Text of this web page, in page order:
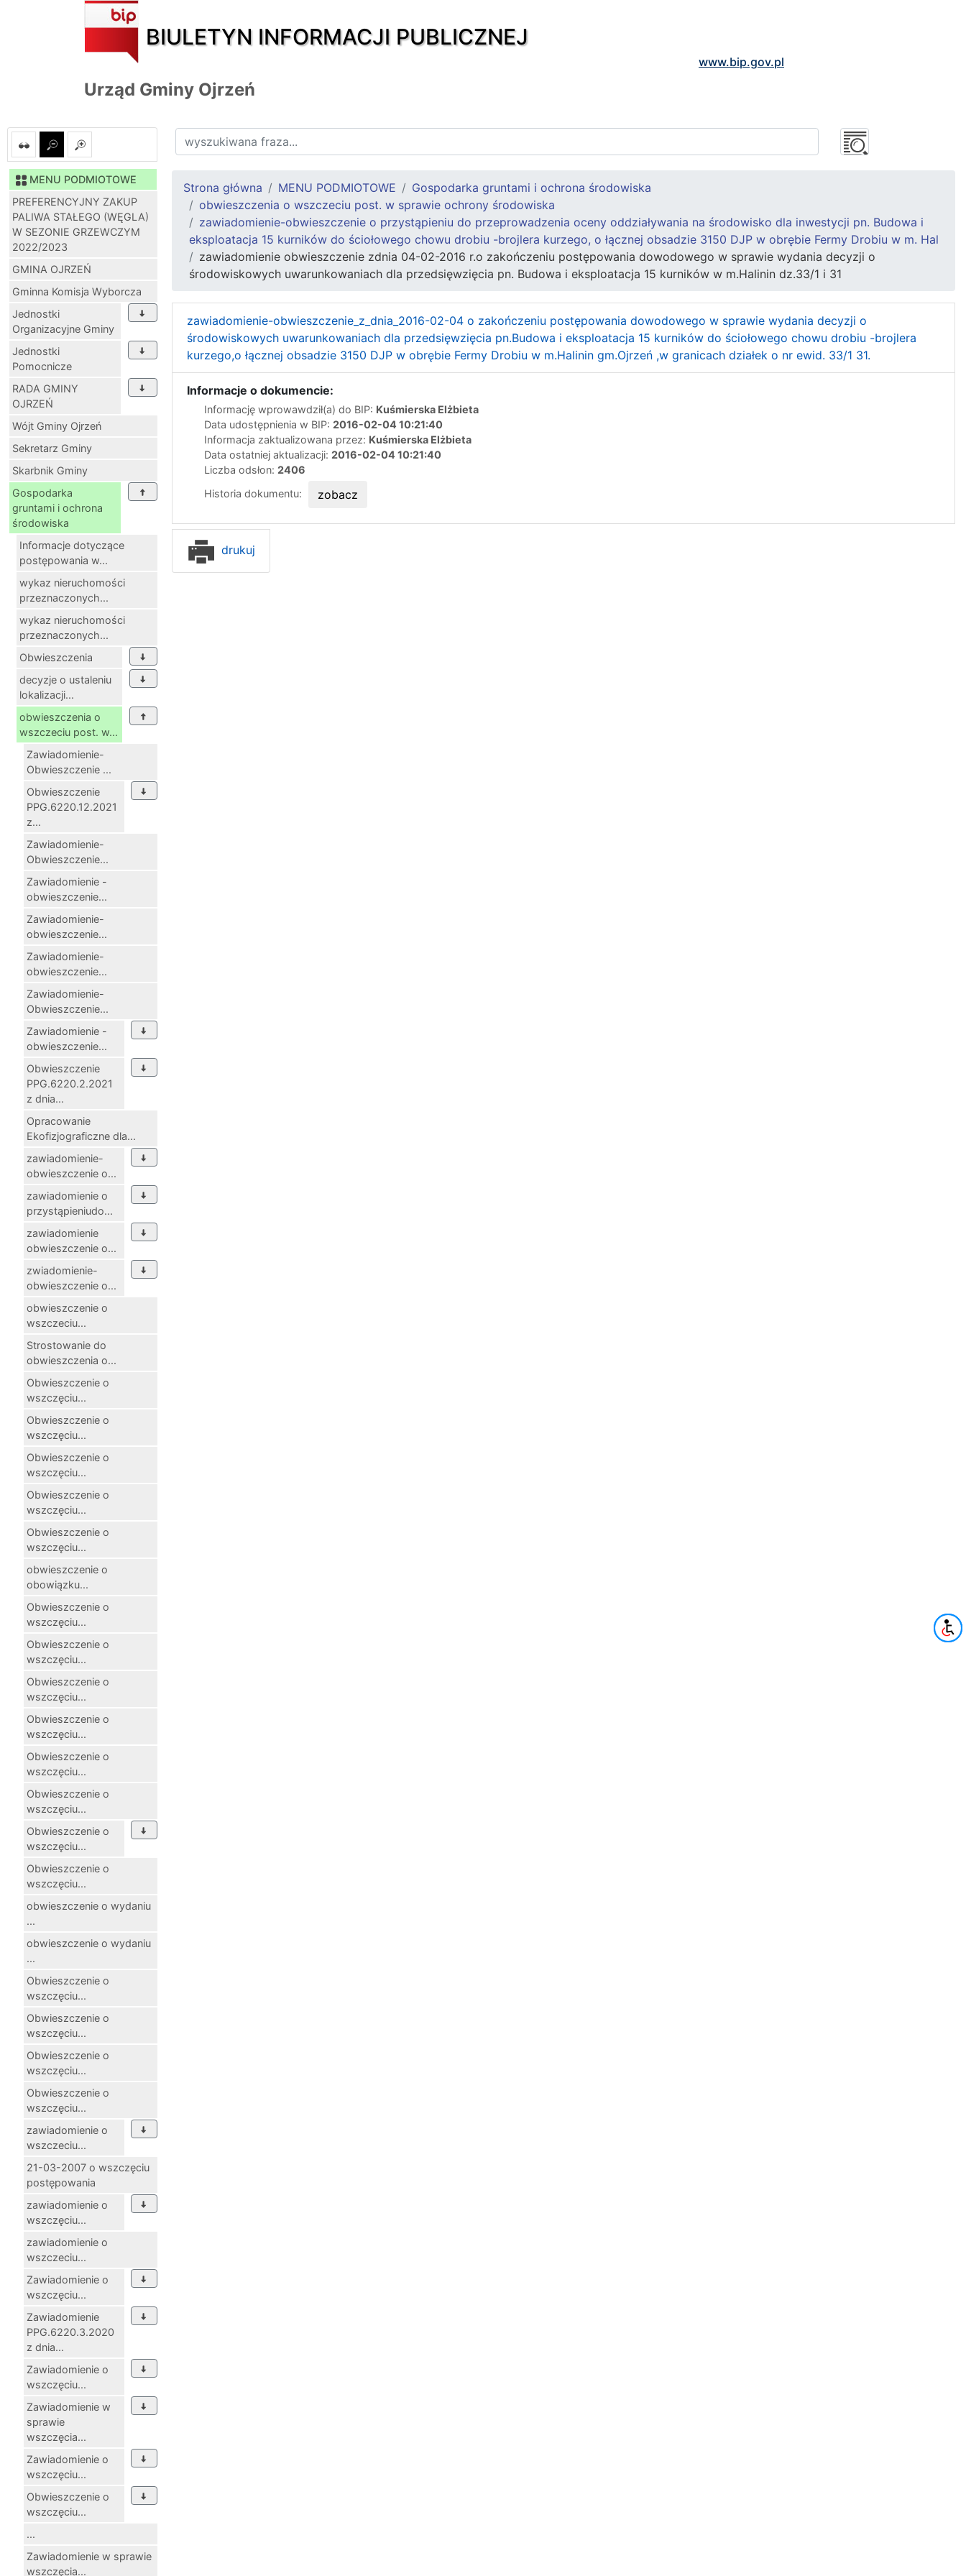
BIULETYN INFORMACJI PUBLICZNEJ
www.bip.gov.pl
Urząd Gminy Ojrzeń
MENU PODMIOTOWE
PREFERENCYJNY ZAKUP
PALIWA STAŁEGO (WĘGLA)
W SEZONIE GRZEWCZYM
2022/2023
GMINA OJRZEŃ
Gminna Komisja Wyborcza
Jednostki
Organizacyjne Gminy
Jednostki
Pomocnicze
RADA GMINY
OJRZEŃ
Wójt Gminy Ojrzeń
Sekretarz Gminy
Skarbnik Gminy
Gospodarka
gruntami i ochrona
środowiska
Informacje dotyczące
postępowania w...
wykaz nieruchomości
przeznaczonych...
wykaz nieruchomości
przeznaczonych...
Obwieszczenia
decyzje o ustaleniu
lokalizacji...
obwieszczenia o
wszczeciu post. w...
Zawiadomienie-
Obwieszczenie ...
Obwieszczenie
PPG.6220.12.2021
z...
Zawiadomienie-
Obwieszczenie...
Zawiadomienie -
obwieszczenie...
Zawiadomienie-
obwieszczenie...
Zawiadomienie-
obwieszczenie...
Zawiadomienie-
Obwieszczenie...
Zawiadomienie -
obwieszczenie...
Obwieszczenie
PPG.6220.2.2021
z dnia...
Opracowanie
Ekofizjograficzne dla...
zawiadomienie-
obwieszczenie o...
zawiadomienie o
przystąpieniudo...
zawiadomienie
obwieszczenie o...
zwiadomienie-
obwieszczenie o...
obwieszczenie o
wszczeciu...
Strostowanie do
obwieszczenia o...
Obwieszczenie o
wszczęciu...
Obwieszczenie o
wszczęciu...
Obwieszczenie o
wszczęciu...
Obwieszczenie o
wszczęciu...
Obwieszczenie o
wszczęciu...
obwieszczenie o
obowiązku...
Obwieszczenie o
wszczęciu...
Obwieszczenie o
wszczęciu...
Obwieszczenie o
wszczęciu...
Obwieszczenie o
wszczęciu...
Obwieszczenie o
wszczęciu...
Obwieszczenie o
wszczęciu...
Obwieszczenie o
wszczęciu...
Obwieszczenie o
wszczęciu...
obwieszczenie o wydaniu
...
obwieszczenie o wydaniu
...
Obwieszczenie o
wszczęciu...
Obwieszczenie o
wszczęciu...
Obwieszczenie o
wszczęciu...
Obwieszczenie o
wszczęciu...
zawiadomienie o
wszczeciu...
21-03-2007 o wszczęciu
postępowania
zawiadomienie o
wszczęciu...
zawiadomienie o
wszczeciu...
Zawiadomienie o
wszczęciu...
Zawiadomienie
PPG.6220.3.2020
z dnia...
Zawiadomienie o
wszczęciu...
Zawiadomienie w
sprawie
wszczęcia...
Zawiadomienie o
wszczęciu...
Obwieszczenie o
wszczęciu...
...
Zawiadomienie w sprawie
wszczęcia...
Strona główna MENU PODMIOTOWE
Gospodarka gruntami i ochrona środowiska
obwieszczenia o wszczeciu post. w sprawie ochrony środowiska
zawiadomienie-obwieszczenie o przystąpieniu do przeprowadzenia oceny oddziaływania na środowisko dla inwestycji pn. Budowa i
eksploatacja 15 kurników do ściołowego chowu drobiu -brojlera kurzego, o łącznej obsadzie 3150 DJP w obrębie Fermy Drobiu w m. Hal
zawiadomienie obwieszczenie zdnia 04-02-2016 r.o zakończeniu postępowania dowodowego w sprawie wydania decyzji o
środowiskowych uwarunkowaniach dla przedsięwzięcia pn. Budowa i eksploatacja 15 kurników w m.Halinin dz.33/1 i 31
zawiadomienie-obwieszczenie_z_dnia_2016-02-04 o zakończeniu postępowania dowodowego w sprawie wydania decyzji o
środowiskowych uwarunkowaniach dla przedsięwzięcia pn.Budowa i eksploatacja 15 kurników do ściołowego chowu drobiu -brojlera
kurzego,o łącznej obsadzie 3150 DJP w obrębie Fermy Drobiu w m.Halinin gm.Ojrzeń ,w granicach działek o nr ewid. 33/1 31.
Informacje o dokumencie:
Informację wprowawdził(a) do BIP: Kuśmierska Elżbieta
Data udostępnienia w BIP: 2016-02-04 10:21:40
Informacja zaktualizowana przez: Kuśmierska Elżbieta
Data ostatniej aktualizacji: 2016-02-04 10:21:40
Liczba odsłon: 2406
Historia dokumentu:
zobacz
drukuj